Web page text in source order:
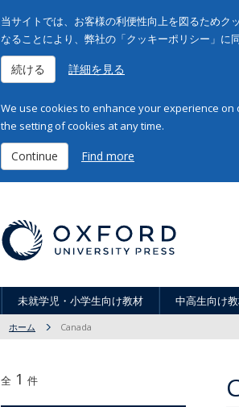
当サイトでは、お客様の利便性向上を図るため
なることにより、弊社の「クッキーポリシー」に
続ける 詳細を見る
We use cookies to enhance your experience
the setting of cookies at any time.
Continue Find more
未就学児・小学生向け教材 中高生向け
ホーム Canada
全 1 件